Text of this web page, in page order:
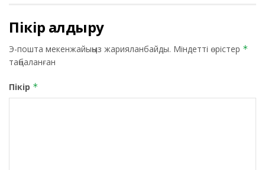
Пікір қалдыру
Э-пошта мекенжайыңыз жарияланбайды. Міндетті өрістер *
таңбаланған
Пікір *